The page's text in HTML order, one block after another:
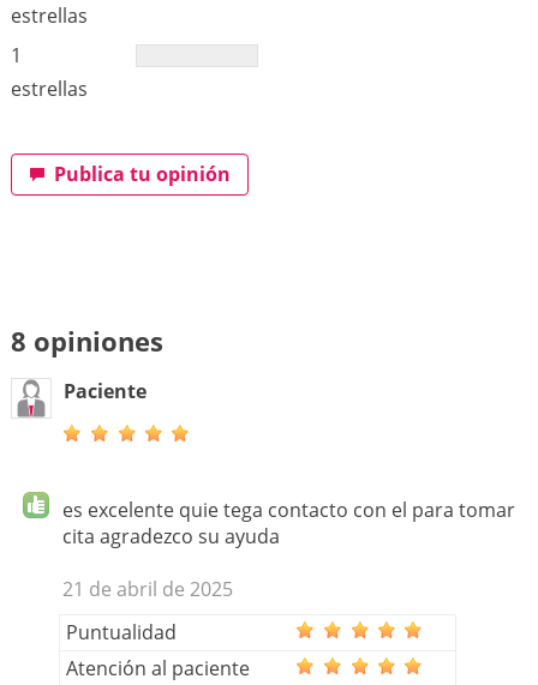
estrellas
1
estrellas
Publica tu opinión
8 opiniones
Paciente
es excelente quie tega contacto con el para tomar
cita agradezco su ayuda
21 de abril de 2025
Puntualidad
Atención al paciente